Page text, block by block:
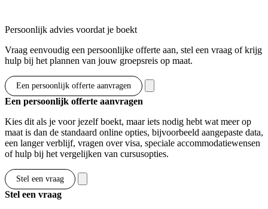
Persoonlijk advies voordat je boekt
Vraag eenvoudig een persoonlijke offerte aan, stel een vraag of krijg
hulp bij het plannen van jouw groepsreis op maat.
Een persoonlijk offerte aanvragen
Een persoonlijk offerte aanvragen
Kies dit als je voor jezelf boekt, maar iets nodig hebt wat meer op
maat is dan de standaard online opties, bijvoorbeeld aangepaste data,
een langer verblijf, vragen over visa, speciale accommodatiewensen
of hulp bij het vergelijken van cursusopties.
Stel een vraag
Stel een vraag